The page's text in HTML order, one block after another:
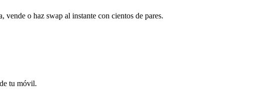
o haz swap al instante con cientos de pares.
tu móvil.